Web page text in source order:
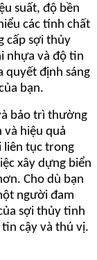
suất, độ bền
các tính chất
cấp sợi thủy
nhựa và độ tin
quyết định sáng
bạn.
bảo trì thường
và hiệu quả
liên tục trong
xây dựng biển
Cho dù bạn
người đam
sợi thủy tinh
cậy và thú vị.